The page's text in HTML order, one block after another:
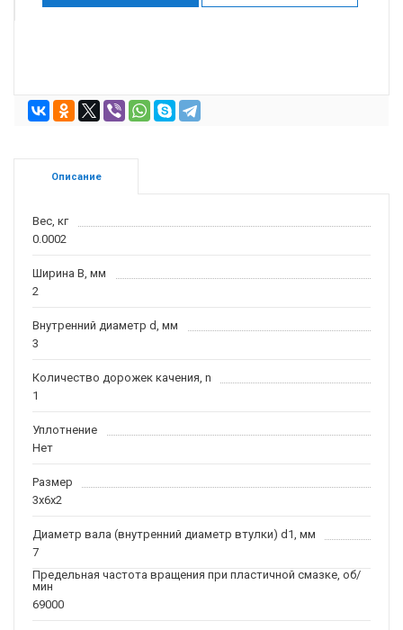
Описание
Вес, кг
0.0002
Ширина B, мм
2
Внутренний диаметр d, мм
3
Количество дорожек качения, n
1
Уплотнение
Нет
Размер
3x6x2
Диаметр вала (внутренний диаметр втулки) d1, мм
7
Предельная частота вращения при пластичной смазке, об/
мин
69000